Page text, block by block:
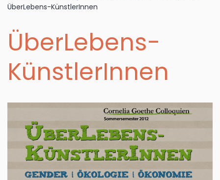
ÜberLebens-KünstlerInnen
ÜberLebens-
KünstlerInnen